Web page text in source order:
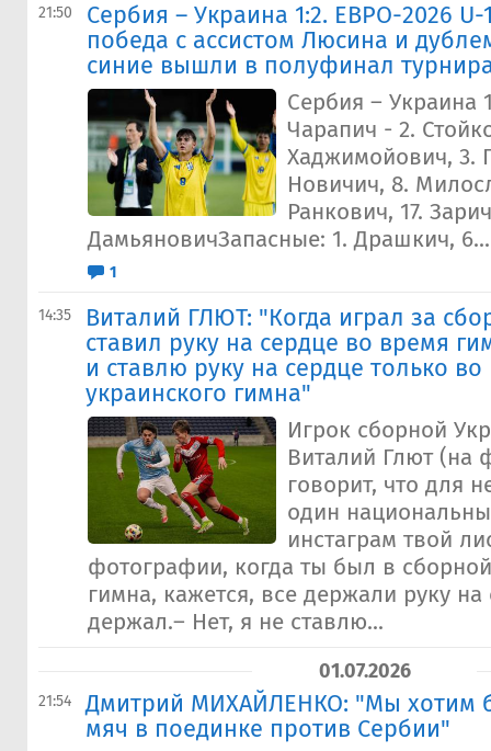
21:50
Сербия – Украина 1:2. ЕВРО-2026 U-
победа с ассистом Люсина и
синие вышли в полуфинал
Сербия – Украина
Чарапич - 2.
Хаджимойович, 3.
Новичич, 8.
Ранкович, 17.
ДамьяновичЗапасные: 1. Драшкич, 6...
1
14:35
Виталий ГЛЮТ: "Когда играл за
ставил руку на сердце во время
и ставлю руку на сердце только
украинского гимна"
Игрок сборной
Виталий Глют (на
говорит, что для
один
инстаграм твой
фотографии, когда ты был в
гимна, кажется, все держали руку
держал.– Нет, я не ставлю...
01.07.2026
21:54
Дмитрий МИХАЙЛЕНКО: "Мы хотим
мяч в поединке против Сербии"